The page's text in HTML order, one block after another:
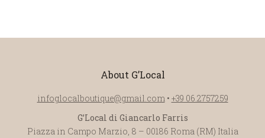
About G’Local
infoglocalboutique@gmail.com• +39 06.2757259
G’Local di Giancarlo Farris
Piazza in Campo Marzio, 8 – 00186 Roma (RM) Italia